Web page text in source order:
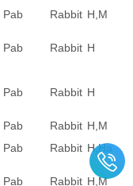
Pab Rabbit H,M
Pab Rabbit H
Pab Rabbit H
Pab Rabbit H,M
Pab Rabbit H,Ha
Pab Rabbit H,M